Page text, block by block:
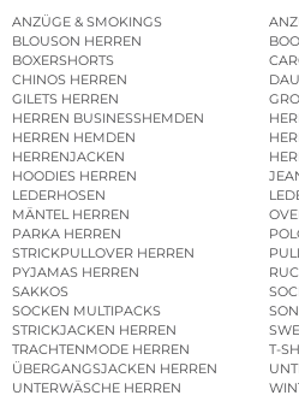
ANZÜGE & SMOKINGS
BLOUSON HERREN
BOXERSHORTS
CHINOS HERREN
GILETS HERREN
HERREN BUSINESSHEMDEN
HERREN HEMDEN
HERRENJACKEN
HOODIES HERREN
LEDERHOSEN
MÄNTEL HERREN
PARKA HERREN
STRICKPULLOVER HERREN
PYJAMAS HERREN
SAKKOS
SOCKEN MULTIPACKS
STRICKJACKEN HERREN
TRACHTENMODE HERREN
T-
ÜBERGANGSJACKEN HERREN
UNTERWÄSCHE HERREN